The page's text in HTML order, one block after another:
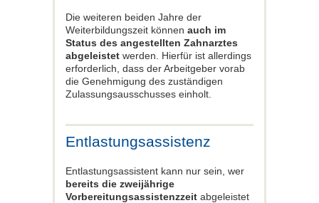
Die weiteren beiden Jahre der
Weiterbildungszeit können auch im
Status des angestellten Zahnarztes
abgeleistet werden. Hierfür ist allerdings
erforderlich, dass der Arbeitgeber vorab
die Genehmigung des zuständigen
Zulassungsausschusses einholt.
Entlastungsassistenz
Entlastungsassistent kann nur sein, wer
bereits die zweijährige
Vorbereitungsassistenzzeit abgeleistet